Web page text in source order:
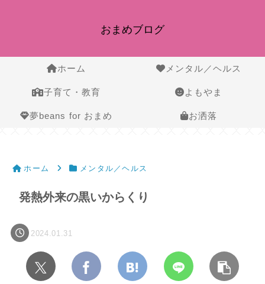
おまめブログ
ホーム メンタル／ヘルス
子育て・教育 よもやま
夢beans for おまめ お洒落
ホーム メンタル／ヘルス
発熱外来の黒いからくり
2024.01.31